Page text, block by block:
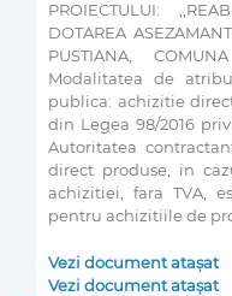
PROIECTULUI:
DOTAREA
PUSTIANA,
Modalitatea de
publica: achizitie
din Legea 98/2016
Autoritatea
direct produse, in
achizitiei, fara TVA,
pentru achizitiile de
Vezi document atașat
Vezi document atașat